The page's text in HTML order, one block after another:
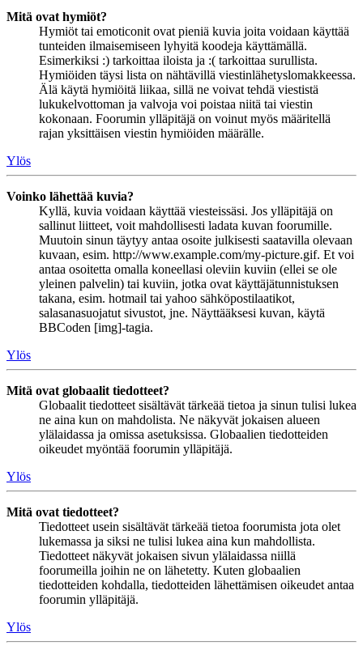
Mitä ovat hymiöt?
Hymiöt tai emoticonit ovat pieniä kuvia joita voidaan käyttää
tunteiden ilmaisemiseen lyhyitä koodeja käyttämällä.
Esimerkiksi :) tarkoittaa iloista ja :( tarkoittaa surullista.
Hymiöiden täysi lista on nähtävillä viestinlähetyslomakkeessa.
Älä käytä hymiöitä liikaa, sillä ne voivat tehdä viestistä
lukukelvottoman ja valvoja voi poistaa niitä tai viestin
kokonaan. Foorumin ylläpitäjä on voinut myös määritellä
rajan yksittäisen viestin hymiöiden määrälle.
Ylös
Voinko lähettää kuvia?
Kyllä, kuvia voidaan käyttää viesteissäsi. Jos ylläpitäjä on
sallinut liitteet, voit mahdollisesti ladata kuvan foorumille.
Muutoin sinun täytyy antaa osoite julkisesti saatavilla olevaan
kuvaan, esim. http://www.example.com/my-picture.gif. Et voi
antaa osoitetta omalla koneellasi oleviin kuviin (ellei se ole
yleinen palvelin) tai kuviin, jotka ovat käyttäjätunnistuksen
takana, esim. hotmail tai yahoo sähköpostilaatikot,
salasanasuojatut sivustot, jne. Näyttääksesi kuvan, käytä
BBCoden [img]-tagia.
Ylös
Mitä ovat globaalit tiedotteet?
Globaalit tiedotteet sisältävät tärkeää tietoa ja sinun tulisi lukea
ne aina kun on mahdolista. Ne näkyvät jokaisen alueen
ylälaidassa ja omissa asetuksissa. Globaalien tiedotteiden
oikeudet myöntää foorumin ylläpitäjä.
Ylös
Mitä ovat tiedotteet?
Tiedotteet usein sisältävät tärkeää tietoa foorumista jota olet
lukemassa ja siksi ne tulisi lukea aina kun mahdollista.
Tiedotteet näkyvät jokaisen sivun ylälaidassa niillä
foorumeilla joihin ne on lähetetty. Kuten globaalien
tiedotteiden kohdalla, tiedotteiden lähettämisen oikeudet antaa
foorumin ylläpitäjä.
Ylös